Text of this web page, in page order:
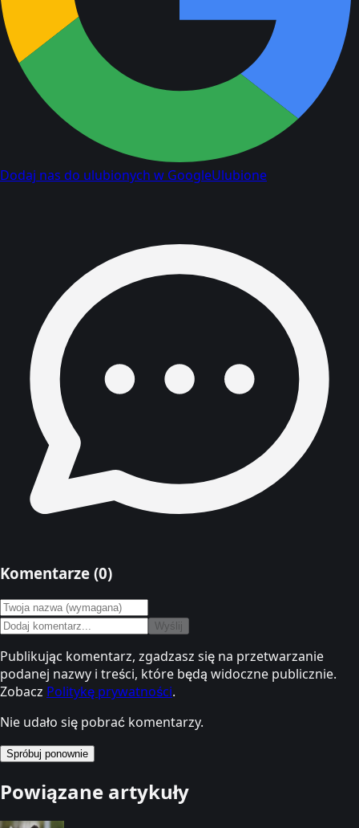
Dodaj nas do ulubionych w GoogleUlubione
Komentarze (0)
Wyślij
Publikując komentarz, zgadzasz się na przetwarzanie
podanej nazwy i treści, które będą widoczne publicznie.
Zobacz Politykę prywatności.
Nie udało się pobrać komentarzy.
Spróbuj ponownie
Powiązane artykuły